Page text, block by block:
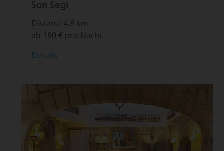
Son Segi
Distanz: 4,8 km
ab 180 € pro Nacht
Details